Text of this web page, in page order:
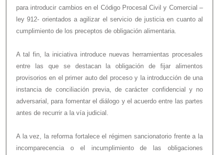
para introducir cambios en el Código Procesal Civil y Comercial –
ley 912- orientados a agilizar el servicio de justicia en cuanto al
cumplimiento de los preceptos de obligación alimentaria.
A tal fin, la iniciativa introduce nuevas herramientas procesales
entre las que se destacan la obligación de fijar alimentos
provisorios en el primer auto del proceso y la introducción de una
instancia de conciliación previa, de carácter confidencial y no
adversarial, para fomentar el diálogo y el acuerdo entre las partes
antes de recurrir a la vía judicial.
A la vez, la reforma fortalece el régimen sancionatorio frente a la
incomparecencia o el incumplimiento de las obligaciones